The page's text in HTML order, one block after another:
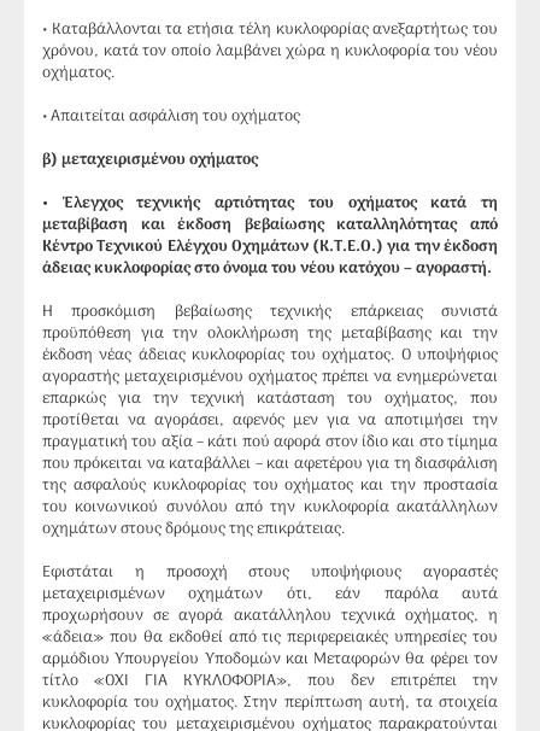
• Καταβάλλονται τα ετήσια τέλη κυκλοφορίας ανεξαρτήτως του
χρόνου, κατά τον οποίο λαμβάνει χώρα η κυκλοφορία του νέου
οχήματος.
• Απαιτείται ασφάλιση του οχήματος
β) μεταχειρισμένου οχήματος
• Έλεγχος τεχνικής αρτιότητας του οχήματος κατά τη
μεταβίβαση και έκδοση βεβαίωσης καταλληλότητας από
Κέντρο Τεχνικού Ελέγχου Οχημάτων (Κ.Τ.Ε.Ο.) για την έκδοση
άδειας κυκλοφορίας στο όνομα του νέου κατόχου – αγοραστή.
Η προσκόμιση βεβαίωσης τεχνικής επάρκειας συνιστά
προϋπόθεση για την ολοκλήρωση της μεταβίβασης και την
έκδοση νέας άδειας κυκλοφορίας του οχήματος. Ο υποψήφιος
αγοραστής μεταχειρισμένου οχήματος πρέπει να ενημερώνεται
επαρκώς για την τεχνική κατάσταση του οχήματος, που
προτίθεται να αγοράσει, αφενός μεν για να αποτιμήσει την
πραγματική του αξία – κάτι πού αφορά στον ίδιο και στο τίμημα
που πρόκειται να καταβάλλει – και αφετέρου για τη διασφάλιση
της ασφαλούς κυκλοφορίας του οχήματος και την προστασία
του κοινωνικού συνόλου από την κυκλοφορία ακατάλληλων
οχημάτων στους δρόμους της επικράτειας.
Εφιστάται η προσοχή στους υποψήφιους αγοραστές
μεταχειρισμένων οχημάτων ότι, εάν παρόλα αυτά
προχωρήσουν σε αγορά ακατάλληλου τεχνικά οχήματος, η
«άδεια» που θα εκδοθεί από τις περιφερειακές υπηρεσίες του
αρμόδιου Υπουργείου Υποδομών και Μεταφορών θα φέρει τον
τίτλο «ΟΧΙ ΓΙΑ ΚΥΚΛΟΦΟΡΙΑ», που δεν επιτρέπει την
κυκλοφορία του οχήματος. Στην περίπτωση αυτή, τα στοιχεία
κυκλοφορίας του μεταχειρισμένου οχήματος παρακρατούνται